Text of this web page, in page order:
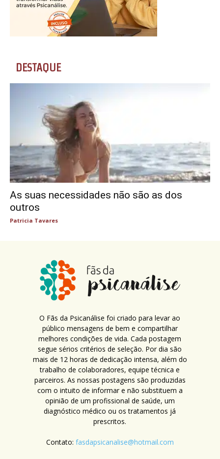
DESTAQUE
As suas necessidades não são as dos
outros
Patricia Tavares
O Fãs da Psicanálise foi criado para levar ao
público mensagens de bem e compartilhar
melhores condições de vida. Cada postagem
segue sérios critérios de seleção. Por dia são
mais de 12 horas de dedicação intensa, além do
trabalho de colaboradores, equipe técnica e
parceiros. As nossas postagens são produzidas
com o intuito de informar e não substituem a
opinião de um profissional de saúde, um
diagnóstico médico ou os tratamentos já
prescritos.
Contato: fasdapsicanalise@hotmail.com